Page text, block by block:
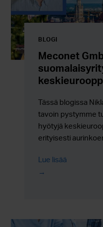
BLOGI
Meconet
Tässä blogissa
tavoin pystymme
hyötyjä
erityisesti
aloilla.
Lue lisää